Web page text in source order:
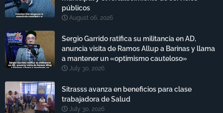
públicos
August 06, 2026
Sergio Garrido ratifica su militancia en AD,
anuncia visita de Ramos Allup a Barinas y llama
a mantener un «optimismo cauteloso»
July 30, 2026
Sitrasss avanza en beneficios para clase
trabajadora de Salud
July 30, 2026